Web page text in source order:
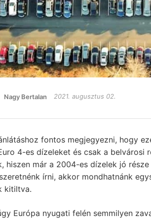
Nagy Bertalan 2021. augusztus 02.
fontos megjegyezni, hogy
4-es dízeleket és csak a belvárosi
hiszen már a 2004-es dízelek jó
írni, akkor mondhatnánk
kitiltva.
Európa nyugati felén semmilyen